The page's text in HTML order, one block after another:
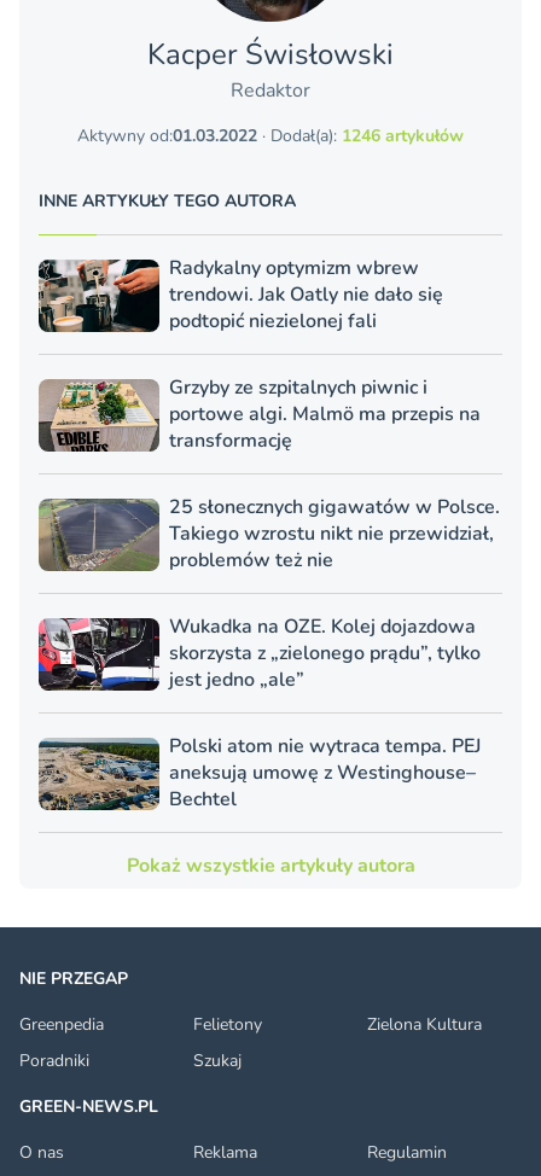
Kacper Świsło­wski
Redaktor
Aktywny od:01.03.2022 · Dodał(a): 1246 artykułów
INNE ARTYKUŁY TEGO AUTORA
Radykalny optymizm wbrew
trendowi. Jak Oatly nie dało się
podtopić niezielonej fali
Grzyby ze szpitalnych piwnic i
portowe algi. Malmö ma przepis na
transformację
25 słonecznych gigawatów w Polsce.
Takiego wzrostu nikt nie przewidział,
problemów też nie
Wukadka na OZE. Kolej dojazdowa
skorzysta z „zielonego prądu”, tylko
jest jedno „ale”
Polski atom nie wytraca tempa. PEJ
aneksują umowę z Westinghouse–
Bechtel
Pokaż wszystkie artykuły autora
NIE PRZEGAP
Greenpedia
Felietony
Zielona Kultura
Poradniki
Szukaj
GREEN-NEWS.PL
O nas
Reklama Regulamin